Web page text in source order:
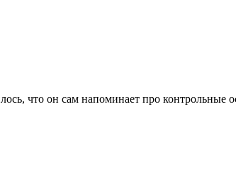
что он сам напоминает про контрольные